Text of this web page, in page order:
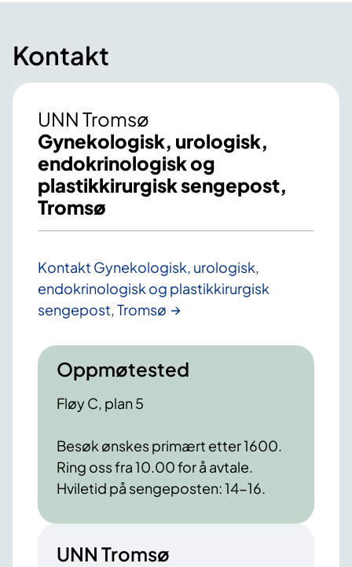
Kontakt
UNN Tromsø
Gynekologisk, urologisk,
endokrinologisk og
plastikkirurgisk sengepost,
Tromsø
Kontakt Gynekologisk, urologisk,
endokrinologisk og plastikkirurgisk
sengepost, Tromsø
Oppmøtested
Fløy C, plan 5
Besøk ønskes primært etter 1600.
Ring oss fra 10.00 for å avtale.
Hviletid på sengeposten: 14-16.
UNN Tromsø